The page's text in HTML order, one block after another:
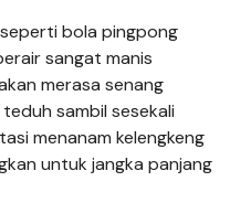
bola pingpong
sangat manis
merasa senang
sambil sesekali
menanam kelengkeng
untuk jangka panjang